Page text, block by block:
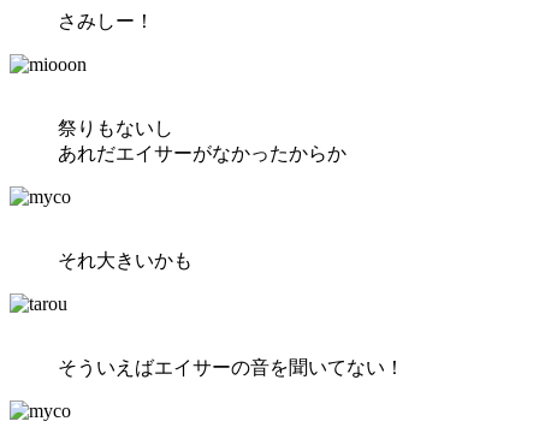
さみしー！
祭りもないし
あれだエイサーがなかったからか
それ大きいかも
そういえばエイサーの音を聞いてない！